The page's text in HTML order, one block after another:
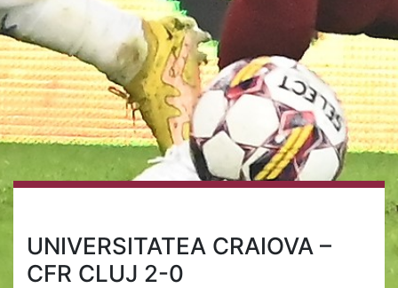
UNIVERSITATEA CRAIOVA –
CFR CLUJ 2-0